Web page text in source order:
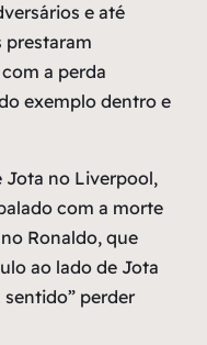
e até
prestaram
a perda
exemplo dentro e
Jota no Liverpool,
com a morte
Ronaldo, que
ao lado de Jota
sentido” perder